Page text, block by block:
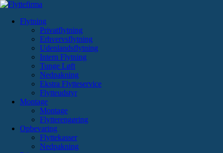
Videre
indholdFlytning
Privatflytning
Erhvervsflytning
Udenlandsflytning
Intern Flytning
Tunge Løft
Nedpakning
Ekstra Flytteservice
Flytteudstyr
Montage
Montage
Flytterengøring
Opbevaring
Flyttekasser
Nedpakning